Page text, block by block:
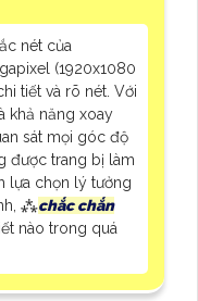
nét của
(1920x1080
tiết và rõ nét. Với
khả năng xoay
sát mọi góc độ
được trang bị làm
lựa chọn lý tưởng
⁂chắc chắn
nào trong quá